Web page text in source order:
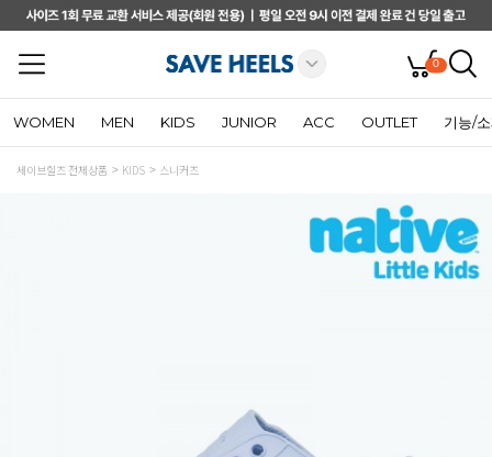
0
WOMEN MEN KIDS JUNIOR ACC OUTLET 기능/
세이브힐즈 전체상품 KIDS 스니커즈